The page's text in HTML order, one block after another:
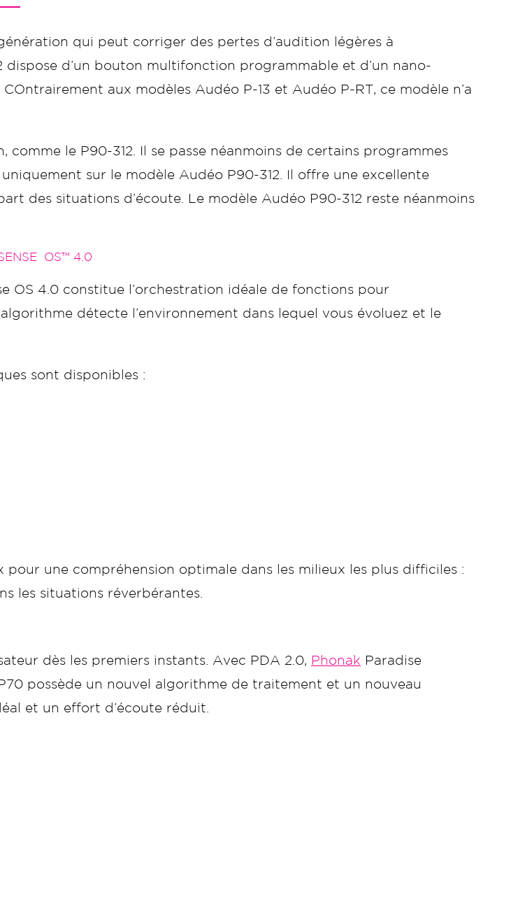
qui peut corriger des pertes d’audition légères à
dispose d’un bouton multifonction programmable et d’un nano-
aux modèles Audéo P-13 et Audéo P-RT, ce modèle n’a
comme le P90-312. Il se passe néanmoins de certains programmes
sur le modèle Audéo P90-312. Il offre une excellente
des situations d’écoute. Le modèle Audéo P90-312 reste néanmoins
OS™ 4.0
OS 4.0 constitue l’orchestration idéale de fonctions pour
détecte l’environnement dans lequel vous évoluez et le
sont disponibles :
une compréhension optimale dans les milieux les plus difficiles :
les situations réverbérantes.
dès les premiers instants. Avec PDA 2.0, Phonak Paradise
possède un nouvel algorithme de traitement et un nouveau
et un effort d’écoute réduit.